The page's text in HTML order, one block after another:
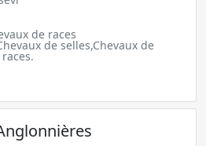
de races
de selles,Chevaux de